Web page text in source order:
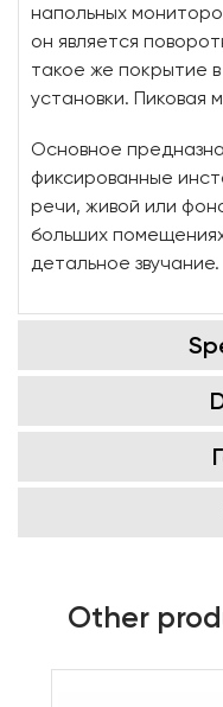
напольных
он является
такое же покрытие
установки. Пиковая
Основное
фиксированные
речи, живой или
больших
детальное звучание.
Other